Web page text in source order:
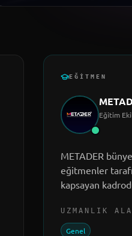
EĞITMEN
Eğitim
METADER
eğitmenler
kapsayan
UZMANLIK
Genel